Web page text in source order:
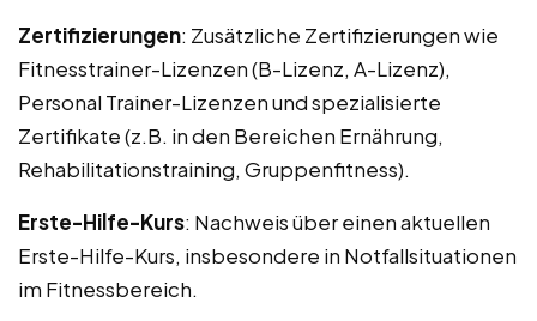
Zertifizierungen: Zusätzliche Zertifizierungen wie
Fitnesstrainer-Lizenzen (B-Lizenz, A-Lizenz),
Personal Trainer-Lizenzen und spezialisierte
Zertifikate (z.B. in den Bereichen Ernährung,
Rehabilitationstraining, Gruppenfitness).
Erste-Hilfe-Kurs: Nachweis über einen aktuellen
Erste-Hilfe-Kurs, insbesondere in Notfallsituationen
im Fitnessbereich.